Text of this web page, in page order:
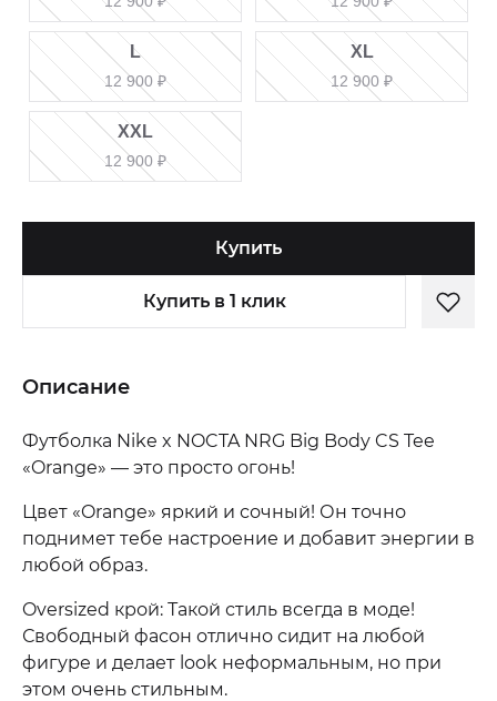
L
12 900 ₽
XL
12 900 ₽
XXL
12 900 ₽
Купить
Купить в 1 клик
Описание
Футболка Nike x NOCTA NRG Big Body CS Tee
«Orange» — это просто огонь!
Цвет «Orange» яркий и сочный! Он точно
поднимет тебе настроение и добавит энергии в
любой образ.
Oversized крой: Такой стиль всегда в моде!
Свободный фасон отлично сидит на любой
фигуре и делает look неформальным, но при
этом очень стильным.